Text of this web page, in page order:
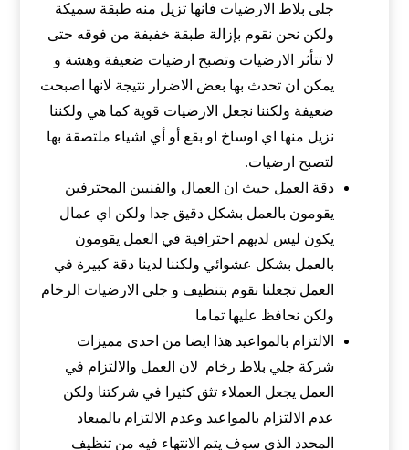
جلى بلاط الارضيات فانها تزيل منه طبقة سميكة
ولكن نحن نقوم بإزالة طبقة خفيفة من فوقه حتى
لا تتأثر الارضيات وتصبح ارضيات ضعيفة وهشة و
يمكن ان تحدث بها بعض الاضرار نتيجة لانها اصبحت
ضعيفة ولكننا نجعل الارضيات قوية كما هي ولكننا
نزيل منها اي اوساخ او بقع أو أي اشياء ملتصقة بها
لتصبح ارضيات.
دقة العمل حيث ان العمال والفنيين المحترفين
يقومون بالعمل بشكل دقيق جدا ولكن اي عمال
يكون ليس لديهم احترافية في العمل يقومون
بالعمل بشكل عشوائي ولكننا لدينا دقة كبيرة في
العمل تجعلنا نقوم بتنظيف و جلي الارضيات الرخام
ولكن نحافظ عليها تماما
الالتزام بالمواعيد هذا ايضا من احدى مميزات
شركة جلي بلاط رخام لان العمل والالتزام في
العمل يجعل العملاء تثق كثيرا في شركتنا ولكن
عدم الالتزام بالمواعيد وعدم الالتزام بالميعاد
المحدد الذي سوف يتم الانتهاء فيه من تنظيف